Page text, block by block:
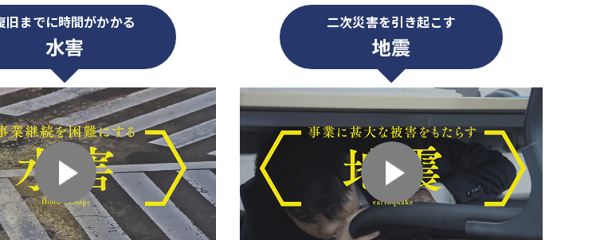
旧までに時間がかかる
水害
二次災害を引き起こす
地震